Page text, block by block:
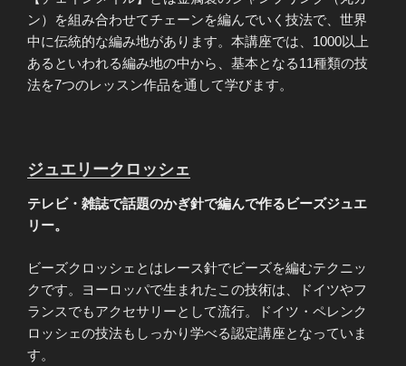
ン）を組み合わせてチェーンを編んでいく技法で、世界
中に伝統的な編み地があります。本講座では、1000以上
あるといわれる編み地の中から、基本となる11種類の技
法を7つのレッスン作品を通して学びます。
ジュエリークロッシェ
テレビ・雑誌で話題のかぎ針で編んで作るビーズジュエ
リー。
ビーズクロッシェとはレース針でビーズを編むテクニッ
クです。ヨーロッパで生まれたこの技術は、ドイツやフ
ランスでもアクセサリーとして流行。ドイツ・ペレンク
ロッシェの技法もしっかり学べる認定講座となっていま
す。